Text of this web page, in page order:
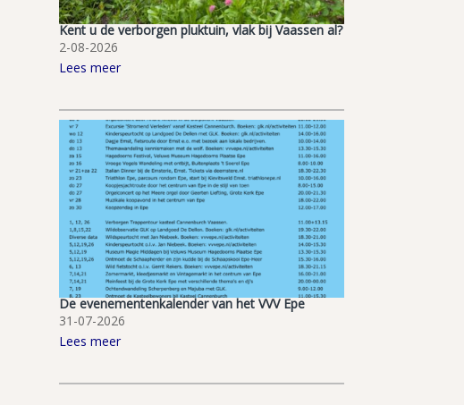
Kent u de verborgen pluktuin, vlak bij Vaassen al?
2-08-2026
Lees meer
De evenementenkalender van het VVV Epe
31-07-2026
Lees meer